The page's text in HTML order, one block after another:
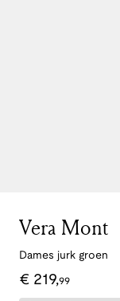
Vera Mont
Dames jurk groen
€ 219,99